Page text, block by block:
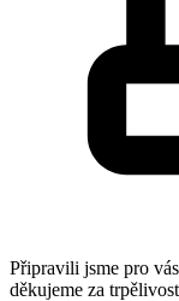
Připravili jsme pro
děkujeme za